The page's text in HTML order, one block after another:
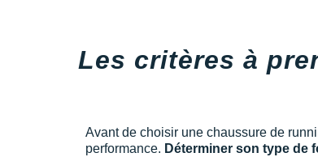
Les critères à
Avant de choisir une chaussure de
performance. Déterminer son type de